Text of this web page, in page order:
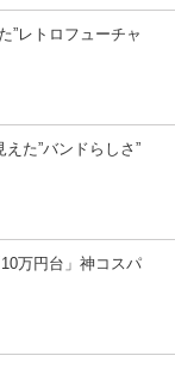
”レトロフューチャ
た”バンドらしさ”
万円台」神コスパ